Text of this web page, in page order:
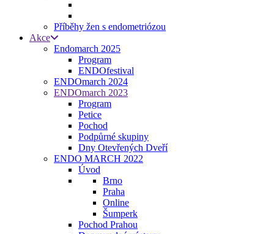
Příběhy žen s endometriózou
Akce
Endomarch 2025
Program
ENDOfestival
ENDOmarch 2024
ENDOmarch 2023
Program
Petice
Pochod
Podpůrné skupiny
Dny Otevřených Dveří
ENDO MARCH 2022
Úvod
Brno
Praha
Online
Šumperk
Pochod Prahou